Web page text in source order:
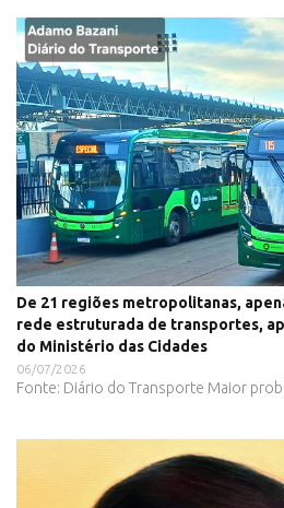
De 21 regiões metropolitanas,
rede estruturada de transportes,
do Ministério das Cidades
06/07/2026
Fonte: Diário do Transporte Maior